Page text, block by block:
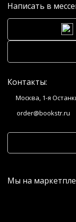
Написать в
Контакты:
Москва, 1-я
order@bookstr.ru
Мы на